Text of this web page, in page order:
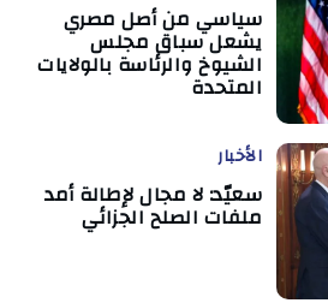
سياسي من أصل مصري
يشعل سباق مجلس
الشيوخ والرئاسة بالولايات
المتحدة
الأخبار
سعيّد: لا مجال لإطالة أمد
ملفات الصلح الجزائي